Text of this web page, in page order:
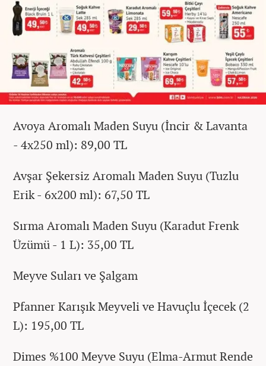
Avoya Aromalı Maden Suyu (İncir & Lavanta
- 4x250 ml): 89,00 TL
Avşar Şekersiz Aromalı Maden Suyu (Tuzlu
Erik - 6x200 ml): 67,50 TL
Sırma Aromalı Maden Suyu (Karadut Frenk
Üzümü - 1 L): 35,00 TL
Meyve Suları ve Şalgam
Pfanner Karışık Meyveli ve Havuçlu İçecek (2
L): 195,00 TL
Dimes %100 Meyve Suyu (Elma-Armut Rende